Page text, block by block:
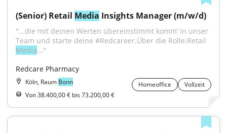
(Senior) Retail Media Insights Manager (m/w/d)
"...die mit deinen Werten übereinstimmt komm’ in unser
Media..."
Redcare Pharmacy
Köln, Raum Bonn Homeoffice
Vollzeit
Von 38.400,00 € bis 73.200,00 €